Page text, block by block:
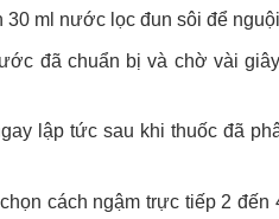
ml nước lọc đun sôi để
đã chuẩn bị và chờ vài
lập tức sau khi thuốc đã
cách ngậm trực tiếp 2